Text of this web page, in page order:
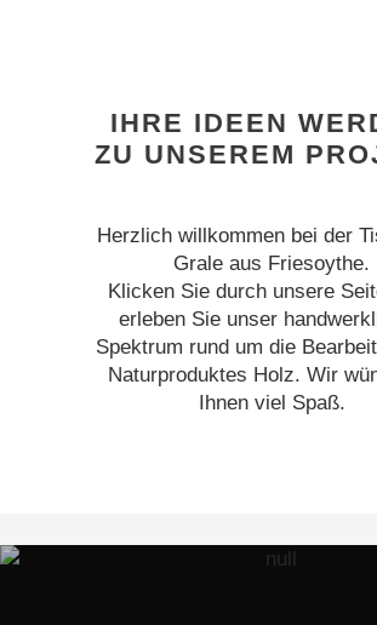
IHRE IDEEN
ZU UNSEREM
Herzlich willkommen bei der
Grale aus Friesoythe.
Klicken Sie durch unsere
erleben Sie unser
Spektrum rund um die
Naturproduktes Holz. Wir
Ihnen viel Spaß.